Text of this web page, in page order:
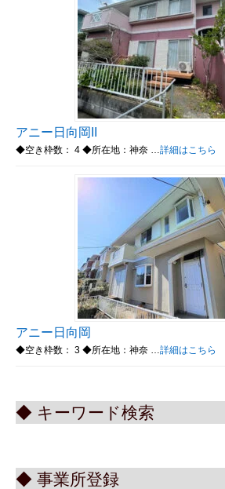
アニー日向岡II
◆空き枠数： 4 ◆所在地：神奈 … 詳細はこちら
アニー日向岡
◆空き枠数： 3 ◆所在地：神奈 … 詳細はこちら
◆ キーワード検索
◆ 事業所登録